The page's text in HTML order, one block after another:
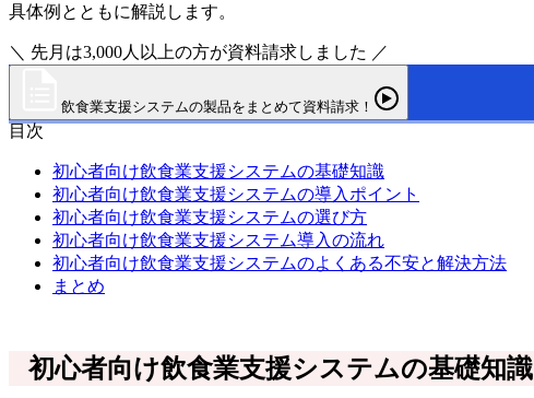
具体例とともに解説します。
＼ 先月は3,000人以上の方が資料請求しました ／
飲食業支援システムの製品をまとめて資料請求！
目次
初心者向け飲食業支援システムの基礎知識
初心者向け飲食業支援システムの導入ポイント
初心者向け飲食業支援システムの選び方
初心者向け飲食業支援システム導入の流れ
初心者向け飲食業支援システムのよくある不安と解決方法
まとめ
初心者向け飲食業支援システムの基礎知識